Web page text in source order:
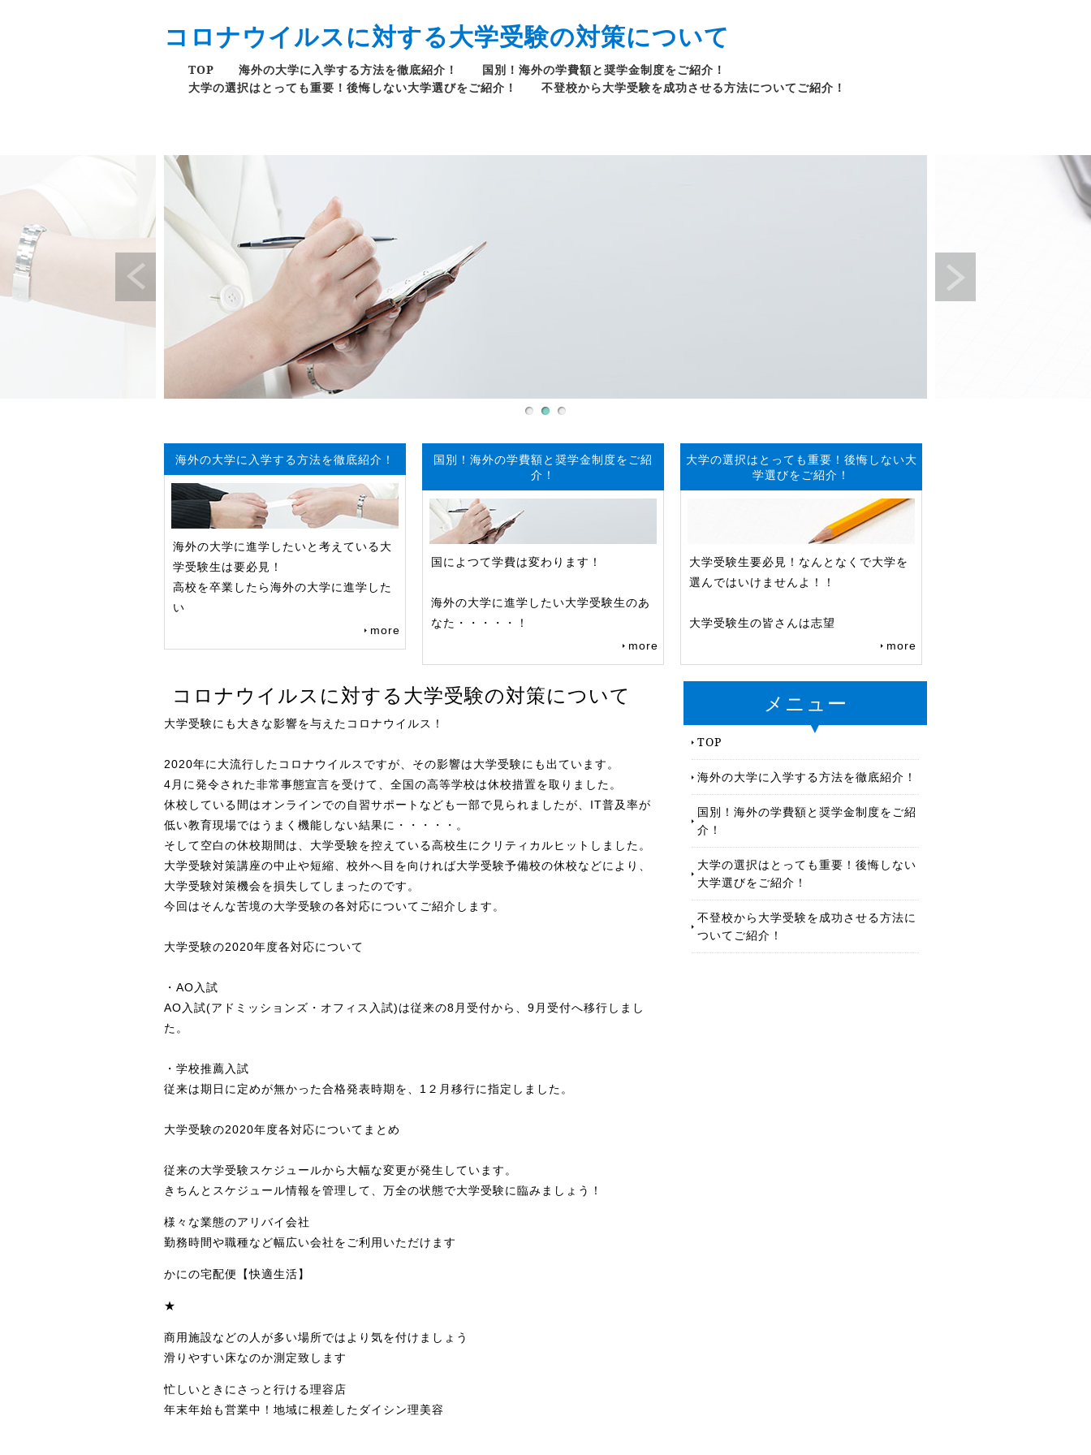
コロナウイルスに対する大学受験の対策について
TOP 海外の大学に入学する方法を徹底紹介！
国別！海外の学費額と奨学金制度をご紹介！
大学の選択はとっても重要！後悔しない大学選びをご紹介！
不登校から大学受験を成功させる方法についてご紹介！
海外の大学に入学する方法を徹底紹介！
海外の大学に進学したいと考えている大
学受験生は要必見！
高校を卒業したら海外の大学に進学した
い
more
国別！海外の学費額と奨学金制度をご紹
介！
国によつて学費は変わります！
海外の大学に進学したい大学受験生のあ
なた・・・・・！
more
大学の選択はとっても重要！後悔しない大
学選びをご紹介！
大学受験生要必見！なんとなくで大学を
選んではいけませんよ！！
大学受験生の皆さんは志望
more
メニュー
TOP
海外の大学に入学する方法を徹底紹介！
国別！海外の学費額と奨学金制度をご紹
介！
大学の選択はとっても重要！後悔しない
大学選びをご紹介！
不登校から大学受験を成功させる方法に
ついてご紹介！
コロナウイルスに対する大学受験の対策について
大学受験にも大きな影響を与えたコロナウイルス！
2020年に大流行したコロナウイルスですが、その影響は大学受験にも出ています。
4月に発令された非常事態宣言を受けて、全国の高等学校は休校措置を取りました。
休校している間はオンラインでの自習サポートなども一部で見られましたが、IT普及率が
低い教育現場ではうまく機能しない結果に・・・・・。
そして空白の休校期間は、大学受験を控えている高校生にクリティカルヒットしました。
大学受験対策講座の中止や短縮、校外へ目を向ければ大学受験予備校の休校などにより、
大学受験対策機会を損失してしまったのです。
今回はそんな苦境の大学受験の各対応についてご紹介します。
大学受験の2020年度各対応について
・AO入試
AO入試(アドミッションズ・オフィス入試)は従来の8月受付から、9月受付へ移行しまし
た。
・学校推薦入試
従来は期日に定めが無かった合格発表時期を、1２月移行に指定しました。
大学受験の2020年度各対応についてまとめ
従来の大学受験スケジュールから大幅な変更が発生しています。
きちんとスケジュール情報を管理して、万全の状態で大学受験に臨みましょう！
様々な業態のアリバイ会社
勤務時間や職種など幅広い会社をご利用いただけます
かにの宅配便【快適生活】
★
商用施設などの人が多い場所ではより気を付けましょう
滑りやすい床なのか測定致します
忙しいときにさっと行ける理容店
年末年始も営業中！地域に根差したダイシン理美容